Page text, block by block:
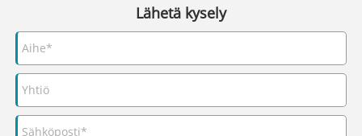
Lähetä kysely